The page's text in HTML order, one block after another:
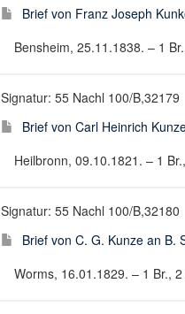
Brief von Franz Joseph
Bensheim, 25.11.1838. – 1
Signatur: 55 Nachl 100/B,32179
Brief von Carl Heinrich
Heilbronn, 09.10.1821. – 1
Signatur: 55 Nachl 100/B,32180
Brief von C. G. Kunze an B.
Worms, 16.01.1829. – 1 Br.,